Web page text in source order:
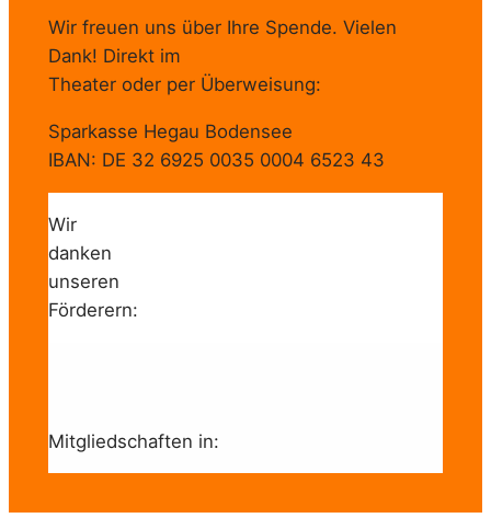
Wir freuen uns über Ihre Spende. Vielen
Dank! Direkt im
Theater oder per Überweisung:
Sparkasse Hegau Bodensee
IBAN: DE 32 6925 0035 0004 6523 43
Wir
danken
unseren
Förderern:
Mitgliedschaften in: